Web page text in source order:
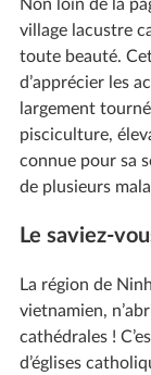
Non loin de la
village lacustre
toute beauté.
d’apprécier les
largement
pisciculture,
connue pour sa
de plusieurs
Le saviez-
La région de
vietnamien,
cathédrales !
d’églises